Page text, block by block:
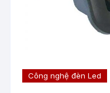
Công nghệ đèn Led